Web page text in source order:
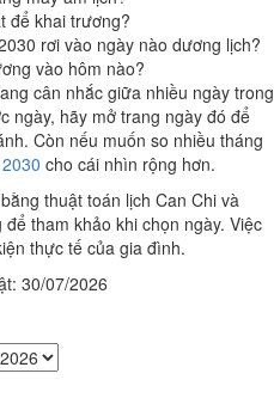
để khai trương?
rơi vào ngày nào dương lịch?
vào hôm nào?
cân nhắc giữa nhiều ngày trong
ngày, hãy mở trang ngày đó để
Còn nếu muốn so nhiều tháng
cho cái nhìn rộng hơn.
thuật toán lịch Can Chi và
tham khảo khi chọn ngày. Việc
thực tế của gia đình.
30/07/2026